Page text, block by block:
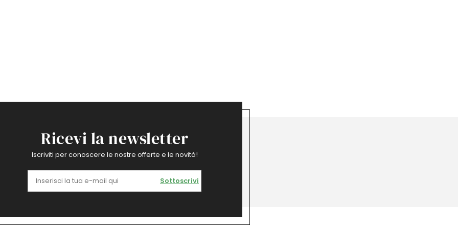
Ricevi la newsletter
Iscriviti per conoscere le nostre offerte e le novità!
Sottoscrivi